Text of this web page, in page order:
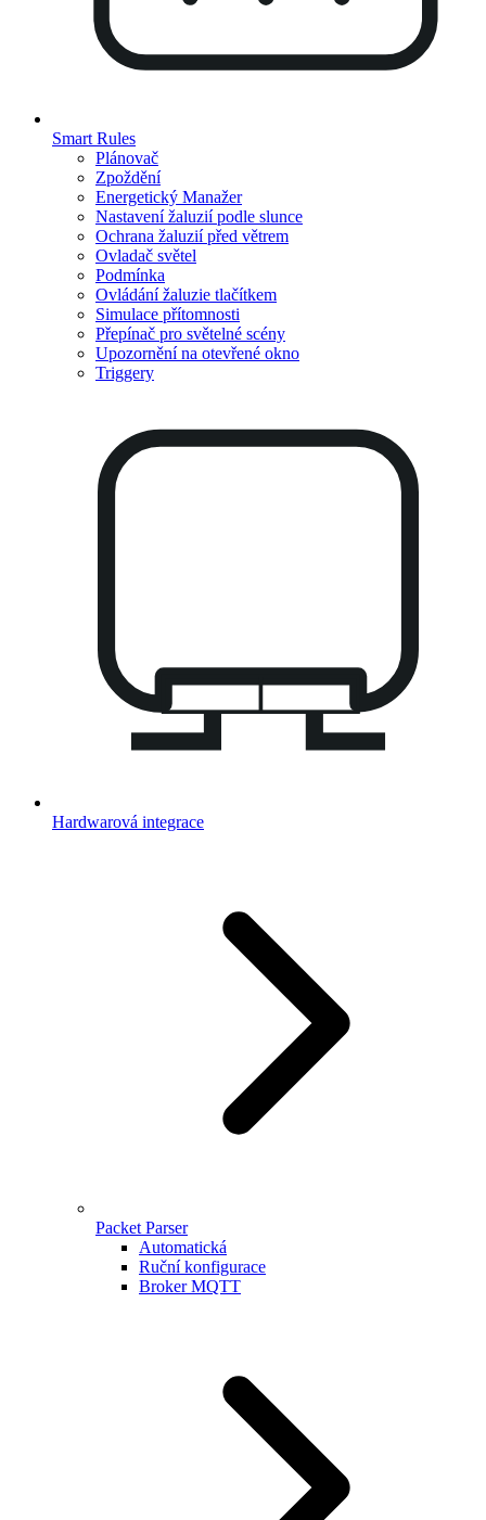
Smart Rules
Plánovač
Zpoždění
Energetický Manažer
Nastavení žaluzií podle slunce
Ochrana žaluzií před větrem
Ovladač světel
Podmínka
Ovládání žaluzie tlačítkem
Simulace přítomnosti
Přepínač pro světelné scény
Upozornění na otevřené okno
Triggery
Hardwarová integrace
Packet Parser
Automatická
Ruční konfigurace
Broker MQTT